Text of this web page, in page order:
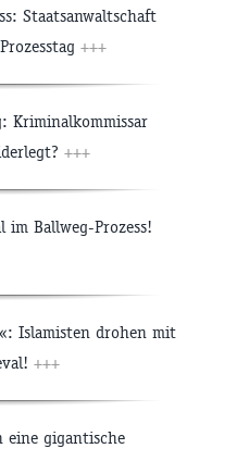
Staatsanwaltschaft
+++
Kriminalkommissar
+++
im Ballweg-Prozess!
Islamisten drohen mit
+++
eine gigantische